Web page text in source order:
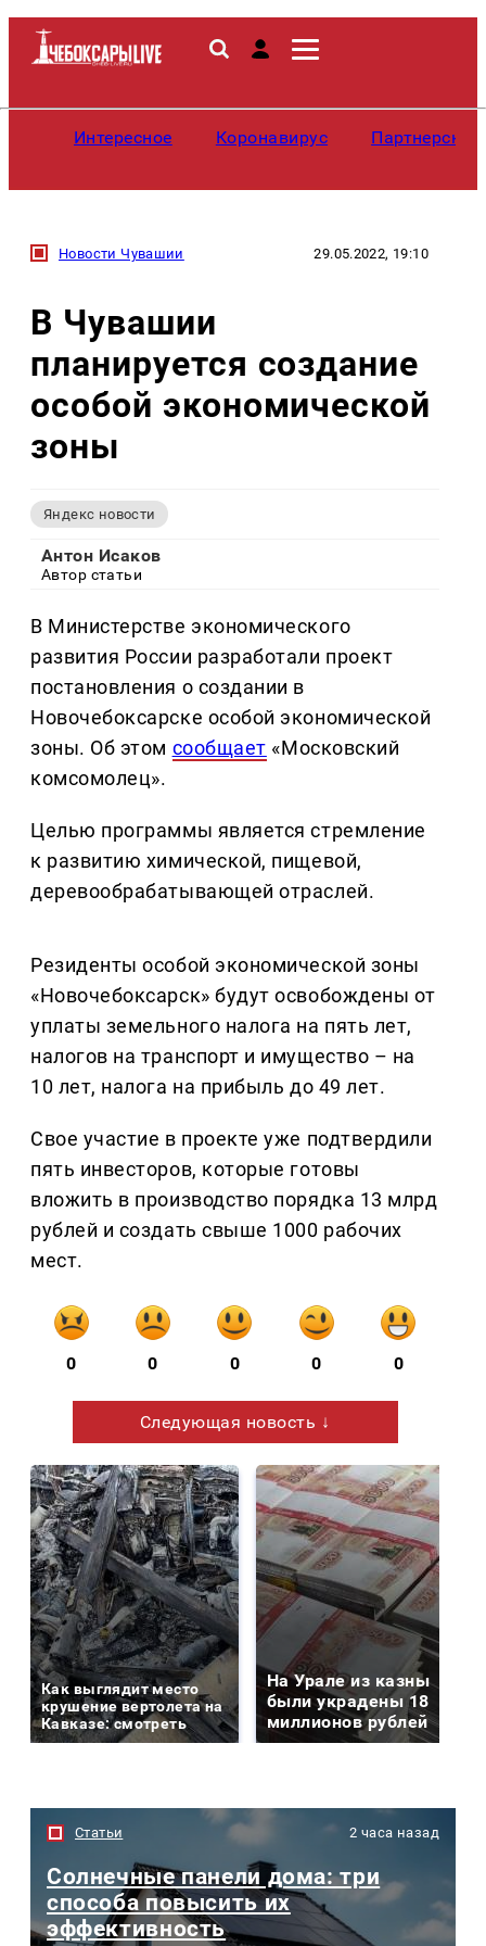
Интересное Коронавирус
Новости Чувашии 29.05.2022, 19:10
В Чувашии
планируется создание
особой экономической
зоны
Яндекс новости
Антон Исаков
Автор статьи
В Министерстве экономического
развития России разработали проект
постановления о создании в
Новочебоксарске особой экономической
зоны. Об этом сообщает «Московский
комсомолец».
Целью программы является стремление
к развитию химической, пищевой,
деревообрабатывающей отраслей.
Резиденты особой экономической зоны
«Новочебоксарск» будут освобождены от
уплаты земельного налога на пять лет,
налогов на транспорт и имущество – на
10 лет, налога на прибыль до 49 лет.
Свое участие в проекте уже подтвердили
пять инвесторов, которые готовы
вложить в производство порядка 13 млрд
рублей и создать свыше 1000 рабочих
мест.
0 0 0 0 0
Следующая новость ↓
Как выглядит место
крушение вертолета на
Кавказе: смотреть
На Урале из казны
были украдены 18
миллионов рублей
Статьи 2 часа назад
Солнечные панели дома: три
способа повысить их
эффективность